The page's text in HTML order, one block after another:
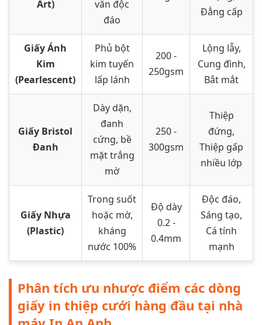
Art)
văn độc
đáo
Đẳng cấp
Giấy Ánh
Kim
(Pearlescent)
Phủ bột
kim tuyến
lấp lánh
200 -
250gsm
Lộng lẫy,
Cung đình,
Bắt mắt
Giấy Bristol
Đanh
Dày dặn,
đanh
cứng, bề
mặt trắng
mờ
250 -
300gsm
Thiệp
đứng,
Thiệp gấp
nhiều lớp
Giấy Nhựa
(Plastic)
Trong suốt
hoặc mờ,
kháng
nước 100%
Độ dày
0.2 -
0.4mm
Độc đáo,
Sáng tạo,
Cá tính
mạnh
Phân tích ưu nhược điểm các dòng
giấy in thiệp cưới hàng đầu tại nhà